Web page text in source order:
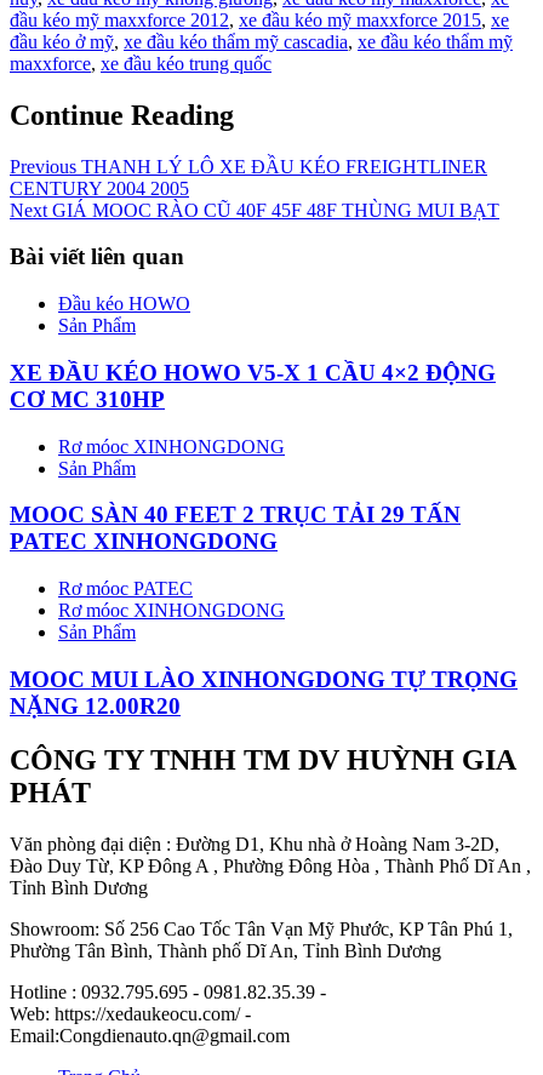
đầu kéo mỹ maxxforce 2012, xe đầu kéo mỹ maxxforce 2015, xe
đầu kéo ở mỹ, xe đầu kéo thẩm mỹ cascadia, xe đầu kéo thẩm mỹ
maxxforce, xe đầu kéo trung quốc
Continue Reading
Previous THANH LÝ LÔ XE ĐẦU KÉO FREIGHTLINER
CENTURY 2004 2005
Next GIÁ MOOC RÀO CŨ 40F 45F 48F THÙNG MUI BẠT
Bài viết liên quan
Đầu kéo HOWO
Sản Phẩm
XE ĐẦU KÉO HOWO V5-X 1 CẦU 4×2 ĐỘNG
CƠ MC 310HP
Rơ móoc XINHONGDONG
Sản Phẩm
MOOC SÀN 40 FEET 2 TRỤC TẢI 29 TẤN
PATEC XINHONGDONG
Rơ móoc PATEC
Rơ móoc XINHONGDONG
Sản Phẩm
MOOC MUI LÀO XINHONGDONG TỰ TRỌNG
NẶNG 12.00R20
CÔNG TY TNHH TM DV HUỲNH GIA
PHÁT
Văn phòng đại diện : Đường D1, Khu nhà ở Hoàng Nam 3-2D,
Đào Duy Từ, KP Đông A , Phường Đông Hòa , Thành Phố Dĩ An ,
Tỉnh Bình Dương
Showroom: Số 256 Cao Tốc Tân Vạn Mỹ Phước, KP Tân Phú 1,
Phường Tân Bình, Thành phố Dĩ An, Tỉnh Bình Dương
Hotline : 0932.795.695 - 0981.82.35.39 -
Web: https://xedaukeocu.com/ -
Email:Congdienauto.qn@gmail.com